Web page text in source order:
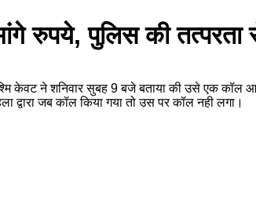
रुपये, पुलिस की तत्परता
केवट ने शनिवार सुबह 9 बजे बताया की उसे एक
द्वारा जब कॉल किया गया तो उस पर कॉल नही लगा।